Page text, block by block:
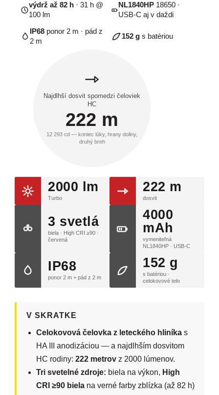
výdrž až 82 h· 31 h @
100 lm
NL1840HP 18650 ·
USB-C aj v daždi
IP68ponor 2 m · pád z
2 m
152 g s batériou
Najdlhší dosvit spomedzi čeloviek
HC
222 m
12 293 cd — koniec lúky, hrany doliny,
druhý breh
2000 lm
Turbo
222 m
dosvit
3 svetlá
biela · High CRI ≥90 ·
červená
4000
mAh
vymeniteľná
NL1840HP · USB-C
IP68
ponor 2 m + pád z 2 m
152 g
s batériou ·
celokovové telo
V SKRATKE
Celokovová čelovka z leteckého hliníka s
HA III anodizáciou — a najdlhším dosvitom
HC rodiny: 222 metrov z 2000 lúmenov.
Tri svetelné zdroje: biela na výkon, High
CRI ≥90 biela na verné farby zblízka (až 82 h)